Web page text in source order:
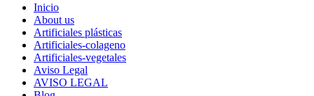
Inicio
About us
Artificiales plásticas
Artificiales-colageno
Artificiales-vegetales
Aviso Legal
AVISO LEGAL